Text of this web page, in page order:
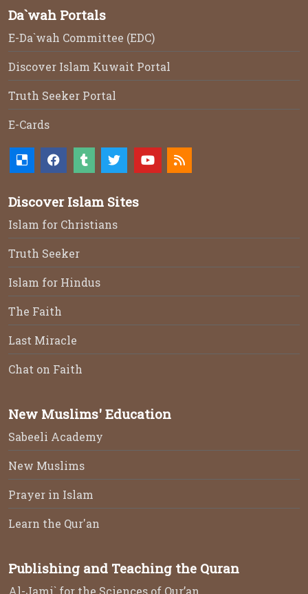
Da`wah Portals
E-Da`wah Committee (EDC)
Discover Islam Kuwait Portal
Truth Seeker Portal
E-Cards
Discover Islam Sites
Islam for Christians
Truth Seeker
Islam for Hindus
The Faith
Last Miracle
Chat on Faith
New Muslims' Education
Sabeeli Academy
New Muslims
Prayer in Islam
Learn the Qur'an
Publishing and Teaching the Quran